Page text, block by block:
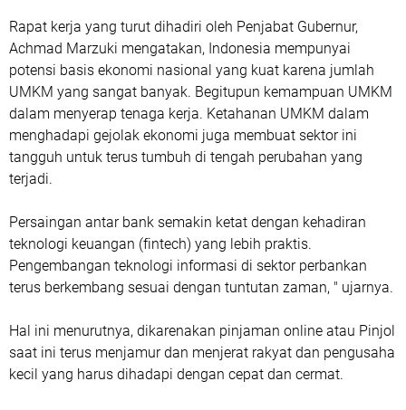
Rapat kerja yang turut dihadiri oleh Penjabat Gubernur,
Achmad Marzuki mengatakan, Indonesia mempunyai
potensi basis ekonomi nasional yang kuat karena jumlah
UMKM yang sangat banyak. Begitupun kemampuan UMKM
dalam menyerap tenaga kerja. Ketahanan UMKM dalam
menghadapi gejolak ekonomi juga membuat sektor ini
tangguh untuk terus tumbuh di tengah perubahan yang
terjadi.
Persaingan antar bank semakin ketat dengan kehadiran
teknologi keuangan (fintech) yang lebih praktis.
Pengembangan teknologi informasi di sektor perbankan
terus berkembang sesuai dengan tuntutan zaman, " ujarnya.
Hal ini menurutnya, dikarenakan pinjaman online atau Pinjol
saat ini terus menjamur dan menjerat rakyat dan pengusaha
kecil yang harus dihadapi dengan cepat dan cermat.